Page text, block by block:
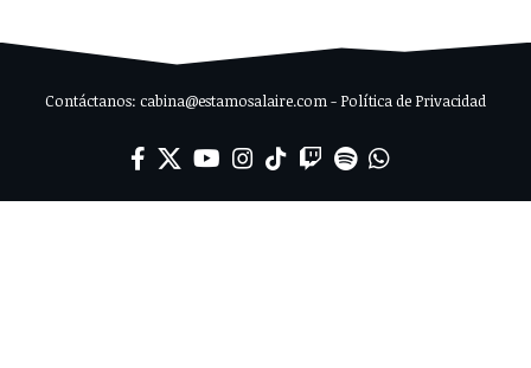
Contáctanos: cabina@estamosalaire.com - Política de Privacidad